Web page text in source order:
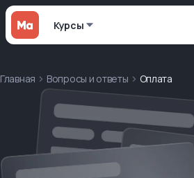
Курсы
Главная Вопросы и ответы Оплата